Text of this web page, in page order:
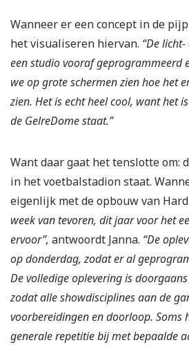
Wanneer er een concept in de
het visualiseren hiervan. “De
een studio vooraf geprogrammeerd
we op grote schermen zien hoe het
zien. Het is echt heel cool, want het
de GelreDome staat.”
Want daar gaat het tenslotte om:
in het voetbalstadion staat.
eigenlijk met de opbouw van Hard
week van tevoren, dit jaar voor het
ervoor”, antwoordt Janna. “De
op donderdag, zodat er al
De volledige oplevering is
zodat alle showdisciplines aan de
voorbereidingen en doorloop. Soms
generale repetitie bij met bepaalde